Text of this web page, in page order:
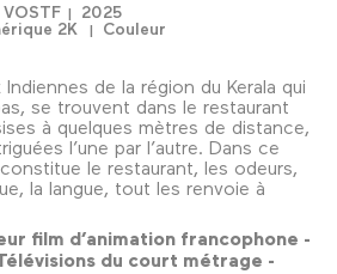
VOSTF
2025
2K Couleur
Indiennes de la région du Kerala qui
se trouvent dans le restaurant
à quelques mètres de distance,
l’une par l’autre. Dans ce
le restaurant, les odeurs,
la langue, tout les renvoie à
film d’animation francophone -
du court métrage -